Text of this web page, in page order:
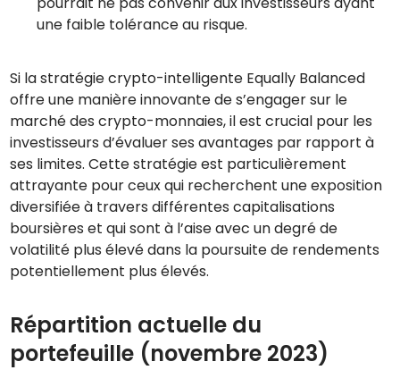
une faible tolérance au risque.
Si la stratégie crypto-intelligente Equally Balanced
offre une manière innovante de s’engager sur le
marché des crypto-monnaies, il est crucial pour les
investisseurs d’évaluer ses avantages par rapport à
ses limites. Cette stratégie est particulièrement
attrayante pour ceux qui recherchent une exposition
diversifiée à travers différentes capitalisations
boursières et qui sont à l’aise avec un degré de
volatilité plus élevé dans la poursuite de rendements
potentiellement plus élevés.
Répartition actuelle du
portefeuille (novembre 2023)